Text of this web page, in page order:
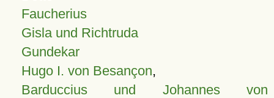
Faucherius
Gisla und Richtruda
Gundekar
Hugo I. von Besançon,
Barduccius und Johannes von